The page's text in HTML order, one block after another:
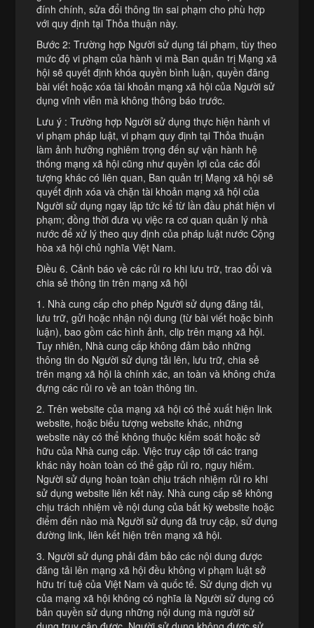
đính chính, sửa đổi thông tin sai phạm cho phù hợp
với quy định tại Thỏa thuận này.
Bước 2: Trường hợp Người sử dụng tái phạm, tùy theo
mức độ vi phạm của hành vi mà Ban quản trị Mạng xã
hội sẽ quyết định khóa quyền bình luận, quyền đăng
bài viết hoặc xóa tài khoản mạng xã hội của Người sử
dụng vĩnh viễn mà không thông báo trước.
Lưu ý : Trường hợp Người sử dụng thực hiện hành vi
vi phạm pháp luật, vi phạm quy định tại Thỏa thuận
làm ảnh hưởng nghiêm trọng đến sự vận hành hệ
thống mạng xã hội cũng như quyền lợi của các đối
tượng khác có liên quan, Ban quản trị Mạng xã hội sẽ
quyết định xóa và chặn tài khoản mạng xã hội của
Người sử dụng ngay lập tức kể từ lần đầu phát hiện vi
phạm; đồng thời đưa vụ việc ra cơ quan quản lý nhà
nước để xử lý theo quy định của pháp luật nước Cộng
hòa xã hội chủ nghĩa Việt Nam.
Điều 6. Cảnh báo về các rủi ro khi lưu trữ, trao đổi và
chia sẻ thông tin trên mạng xã hội
1. Nhà cung cấp cho phép Người sử dụng đăng tải,
lưu trữ, gửi hoặc nhận nội dung (từ bài viết hoặc bình
luận), bao gồm các hình ảnh, clip trên mạng xã hội.
Tuy nhiên, Nhà cung cấp không đảm bảo những
thông tin do Người sử dụng tải lên, lưu trữ, chia sẻ
trên mạng xã hội là chính xác, an toàn và không chứa
đựng các rủi ro về an toàn thông tin.
2. Trên website của mạng xã hội có thể xuất hiện link
website, hoặc biểu tượng website khác, những
website này có thể không thuộc kiểm soát hoặc sở
hữu của Nhà cung cấp. Việc truy cập tới các trang
khác này hoàn toàn có thể gặp rủi ro, nguy hiểm.
Người sử dụng hoàn toàn chịu trách nhiệm rủi ro khi
sử dụng website liên kết này. Nhà cung cấp sẽ không
chịu trách nhiệm về nội dung của bất kỳ website hoặc
điểm đến nào mà Người sử dụng đã truy cập, sử dụng
đường link, liên kết hiện trên mạng xã hội.
3. Người sử dụng phải đảm bảo các nội dung được
đăng tải lên mạng xã hội đều không vi phạm luật sở
hữu trí tuệ của Việt Nam và quốc tế. Sử dụng dịch vụ
của mạng xã hội không có nghĩa là Người sử dụng có
bản quyền sử dụng những nội dung mà người sử